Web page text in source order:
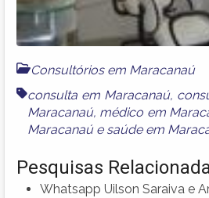
Consultórios em Maracanaú
consulta em Maracanaú,
Maracanaú, médico em
Maracanaúe saúde em
Pesquisas
Whatsapp Uilson Saraiva e